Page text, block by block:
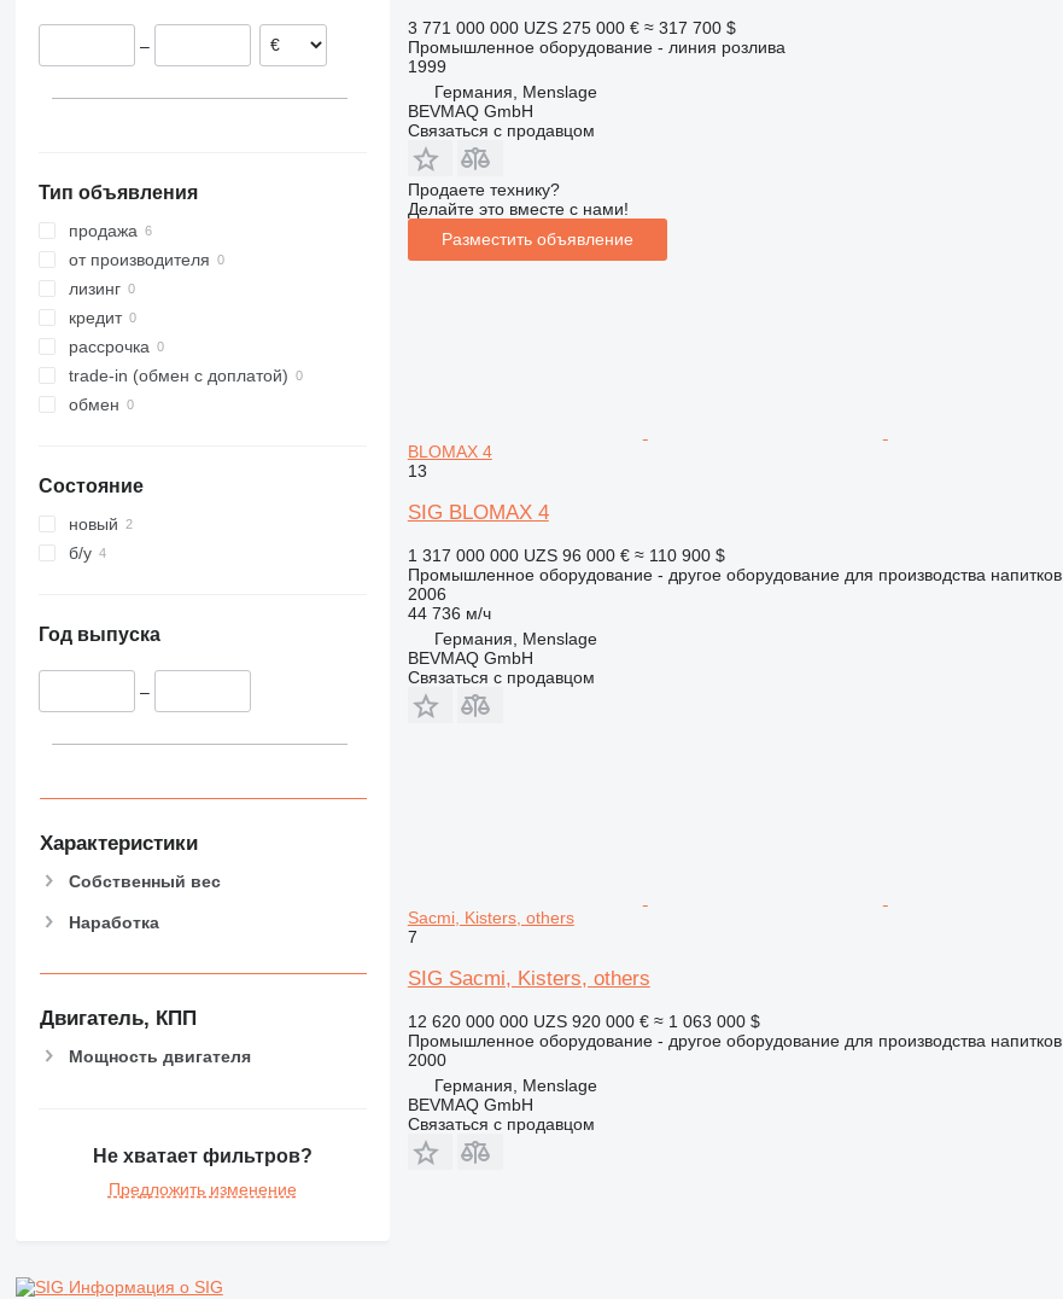
–
Тип объявления
продажа
от производителя
лизинг
кредит
рассрочка
trade-in (обмен с доплатой)
обмен
Состояние
новый
б/у
Год выпуска
–
Характеристики
Собственный вес
Наработка
Двигатель, КПП
Мощность двигателя
Не хватает фильтров?
Предложить изменение
Информация о SIG
3 771 000 000 UZS 275 000 € ≈ 317 700 $
Промышленное оборудование - линия розлива
1999
Германия, Menslage
BEVMAQ GmbH
Связаться с продавцом
Продаете технику?
Делайте это вместе с нами!
Разместить объявление
BLOMAX 4
13
SIG BLOMAX 4
1 317 000 000 UZS 96 000 € ≈ 110 900 $
Промышленное оборудование - другое оборудование для производства напитков
2006
44 736 м/ч
Германия, Menslage
BEVMAQ GmbH
Связаться с продавцом
Sacmi, Kisters, others
7
SIG Sacmi, Kisters, others
12 620 000 000 UZS 920 000 € ≈ 1 063 000 $
Промышленное оборудование - другое оборудование для производства напитков
2000
Германия, Menslage
BEVMAQ GmbH
Связаться с продавцом